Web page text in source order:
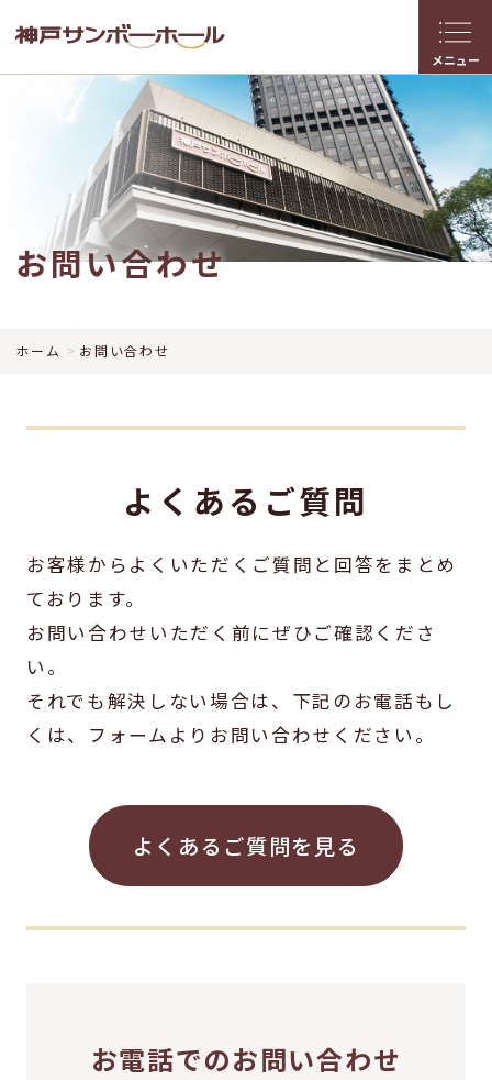
メニュー
お問い合わせ
ホーム お問い合わせ
よくあるご質問
お客様からよくいただくご質問と回答をまとめ
ております。
お問い合わせいただく前にぜひご確認くださ
い。
それでも解決しない場合は、下記のお電話もし
くは、フォームよりお問い合わせください。
よくあるご質問を見る
お電話でのお問い合わせ